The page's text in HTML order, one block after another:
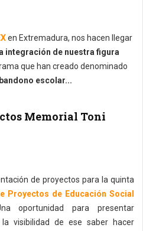
en Extremadura, nos hacen llegar
integración de nuestra figura
que han creado denominado
escolar...
Memorial Toni
de proyectos para la quinta
Proyectos de Educación Social
oportunidad para presentar
visibilidad de ese saber hacer